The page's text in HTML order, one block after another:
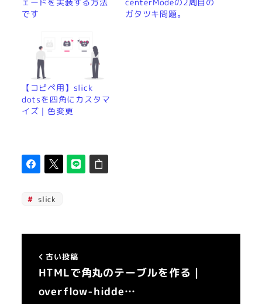
ェードを実装する方法
です
centerModeの2周目の
ガタツキ問題。
【コピペ用】slick
dotsを四角にカスタマ
イズ｜色変更
slick
古い投稿
HTMLで角丸のテーブルを作る｜
overflow-hidde…